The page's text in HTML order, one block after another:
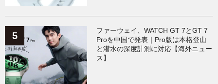
ファーウェイ、WATCH GT 7とGT 7
Proを中国で発表｜Pro版は本格登山
と潜水の深度計測に対応【海外ニュー
ス】